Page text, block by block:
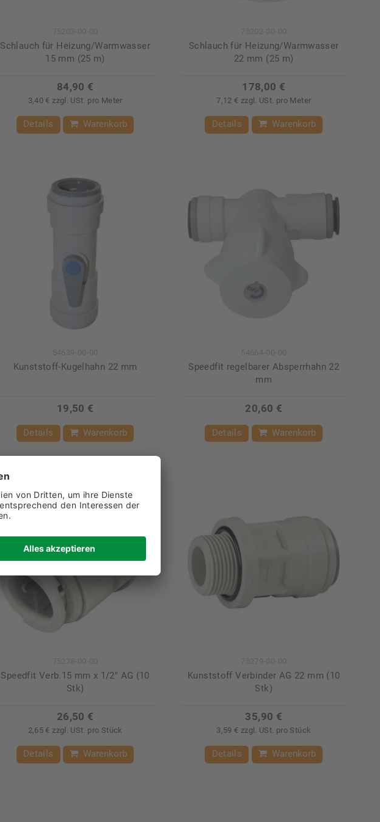
Schlauch für Heizung/Warmwasser
15 mm (25 m)
84,90 €
3,40 € zzgl. USt. pro Meter
Details Warenkorb
Schlauch für Heizung/Warmwasser
22 mm (25 m)
178,00 €
7,12 € zzgl. USt. pro Meter
Details Warenkorb
Kunststoff-Kugelhahn 22 mm
19,50 €
Details Warenkorb
Speedfit regelbarer Absperrhahn 22
mm
20,60 €
Details Warenkorb
Speedfit Verb.15 mm x 1/2" AG (10
Stk)
26,50 €
2,65 € zzgl. USt. pro Stück
Details Warenkorb
Kunststoff Verbinder AG 22 mm (10
Stk)
35,90 €
3,59 € zzgl. USt. pro Stück
Details Warenkorb